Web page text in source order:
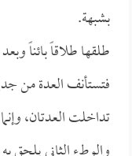
بشبهة.
طلقها طلاقاً بائناً
فتستأنف العدة من
تداخلت العدتان،